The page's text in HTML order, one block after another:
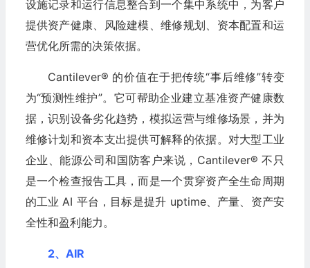
设施记录和运行信息整合到一个集中系统中，为客户
提供资产健康、风险建模、维修规划、资本配置和运
营优化所需的决策依据。
Cantilever® 的价值在于把传统“事后维修”转变
为“预测性维护”。它可帮助企业建立基准资产健康数
据，识别设备劣化趋势，模拟运营与维修场景，并为
维修计划和资本支出提供可解释的依据。对大型工业
企业、能源公司和国防客户来说，Cantilever® 不只
是一个检查报告工具，而是一个贯穿资产全生命周期
的工业 AI 平台，目标是提升 uptime、产量、资产安
全性和盈利能力。
2、AIR